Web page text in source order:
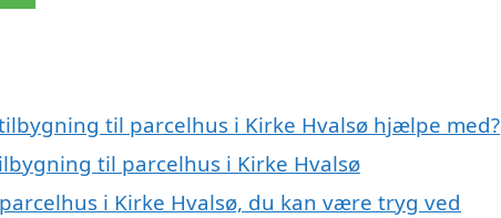
til parcelhus i Kirke Hvalsø hjælpe med?
til parcelhus i Kirke Hvalsø
i Kirke Hvalsø, du kan være tryg ved